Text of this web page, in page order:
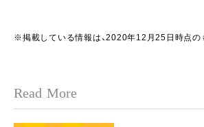
※掲載している情報は、2020年12月25日時点の
Read More